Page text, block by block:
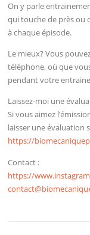
On y parle
qui touche de près ou
à chaque épisode.
Le mieux? Vous
téléphone, où que
pendant votre
Laissez-moi une
Si vous aimez
laisser une évaluation
https://
Contact :
https://